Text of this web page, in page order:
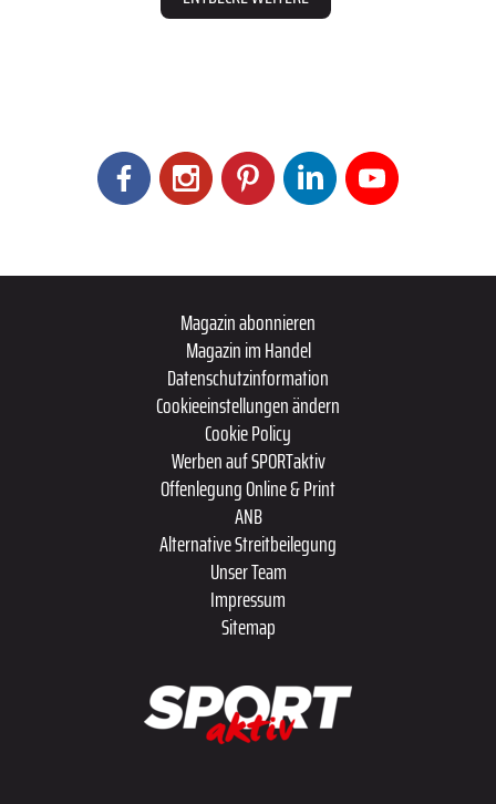
Magazin abonnieren
Magazin im Handel
Datenschutzinformation
Cookieeinstellungen ändern
Cookie Policy
Werben auf SPORTaktiv
Offenlegung Online & Print
ANB
Alternative Streitbeilegung
Unser Team
Impressum
Sitemap